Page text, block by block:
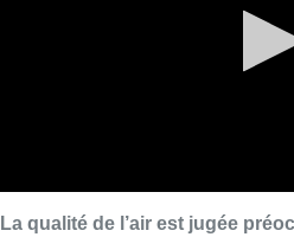
La qualité de l’air est jugée